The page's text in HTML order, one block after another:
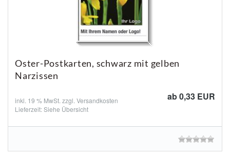
Oster-Postkarten, schwarz mit gelben
Narzissen
ab 0,33 EUR
inkl. 19 % MwSt. zzgl. Versandkosten
Lieferzeit: Siehe Übersicht